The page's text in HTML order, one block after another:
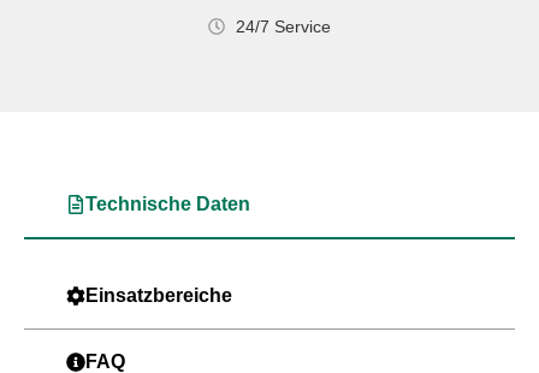
24/7 Service
Technische Daten
Einsatzbereiche
FAQ